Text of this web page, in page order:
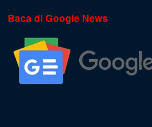
Baca di Google News